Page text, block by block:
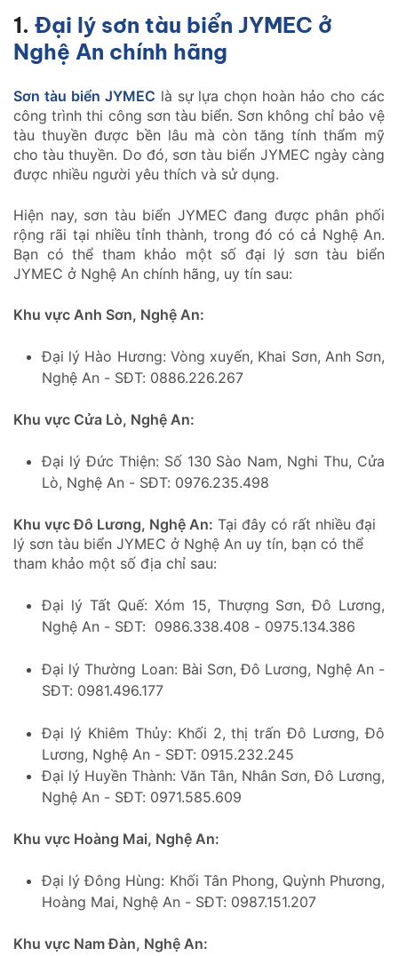
1. Đại lý sơn tàu biển JYMEC ở
Nghệ An chính hãng
Sơn tàu biển JYMEC là sự lựa chọn hoàn hảo cho các
công trình thi công sơn tàu biển. Sơn không chỉ bảo vệ
tàu thuyền được bền lâu mà còn tăng tính thẩm mỹ
cho tàu thuyền. Do đó, sơn tàu biển JYMEC ngày càng
được nhiều người yêu thích và sử dụng.
Hiện nay, sơn tàu biển JYMEC đang được phân phối
rộng rãi tại nhiều tỉnh thành, trong đó có cả Nghệ An.
Bạn có thể tham khảo một số đại lý sơn tàu biển
JYMEC ở Nghệ An chính hãng, uy tín sau:
Khu vực Anh Sơn, Nghệ An:
Đại lý Hào Hương: Vòng xuyến, Khai Sơn, Anh Sơn,
Nghệ An - SĐT: 0886.226.267
Khu vực Cửa Lò, Nghệ An:
Đại lý Đức Thiện: Số 130 Sào Nam, Nghi Thu, Cửa
Lò, Nghệ An - SĐT: 0976.235.498
Khu vực Đô Lương, Nghệ An: Tại đây có rất nhiều đại
lý sơn tàu biển JYMEC ở Nghệ An uy tín, bạn có thể
tham khảo một số địa chỉ sau:
Đại lý Tất Quế: Xóm 15, Thượng Sơn, Đô Lương,
Nghệ An - SĐT: 0986.338.408 - 0975.134.386
Đại lý Thường Loan: Bài Sơn, Đô Lương, Nghệ An -
SĐT: 0981.496.177
Đại lý Khiêm Thủy: Khối 2, thị trấn Đô Lương, Đô
Lương, Nghệ An - SĐT: 0915.232.245
Đại lý Huyền Thành: Văn Tân, Nhân Sơn, Đô Lương,
Nghệ An - SĐT: 0971.585.609
Khu vực Hoàng Mai, Nghệ An:
Đại lý Đông Hùng: Khối Tân Phong, Quỳnh Phương,
Hoàng Mai, Nghệ An - SĐT: 0987.151.207
Khu vực Nam Đàn, Nghệ An: